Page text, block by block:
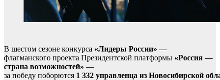
В шестом сезоне конкурса «Лидеры России» —
флагманского проекта Президентской платформы «Россия —
страна возможностей» —
за победу поборются 1 332 управленца из Новосибирской